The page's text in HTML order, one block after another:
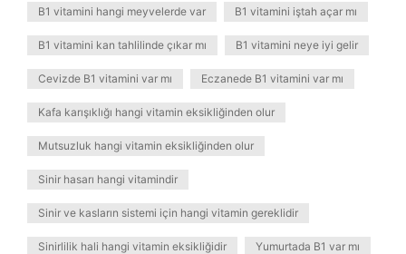
B1 vitamini hangi meyvelerde var B1 vitamini iştah açar mı
B1 vitamini kan tahlilinde çıkar mı B1 vitamini neye iyi gelir
Cevizde B1 vitamini var mı Eczanede B1 vitamini var mı
Kafa karışıklığı hangi vitamin eksikliğinden olur
Mutsuzluk hangi vitamin eksikliğinden olur
Sinir hasarı hangi vitamindir
Sinir ve kasların sistemi için hangi vitamin gereklidir
Sinirlilik hali hangi vitamin eksikliğidir Yumurtada B1 var mı